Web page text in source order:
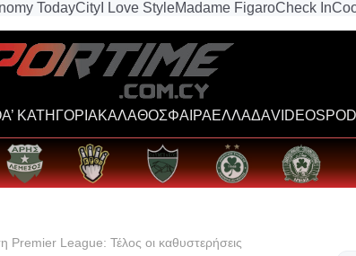
TodayCity I Love StyleMadame FigaroCheck In
Α’ ΚΑΤΗΓΟΡΙΑΚΑΛΑΘΟΣΦΑΙΡΑΕΛΛΑΔΑVIDEOS
Premier League: Τέλος οι καθυστερήσεις